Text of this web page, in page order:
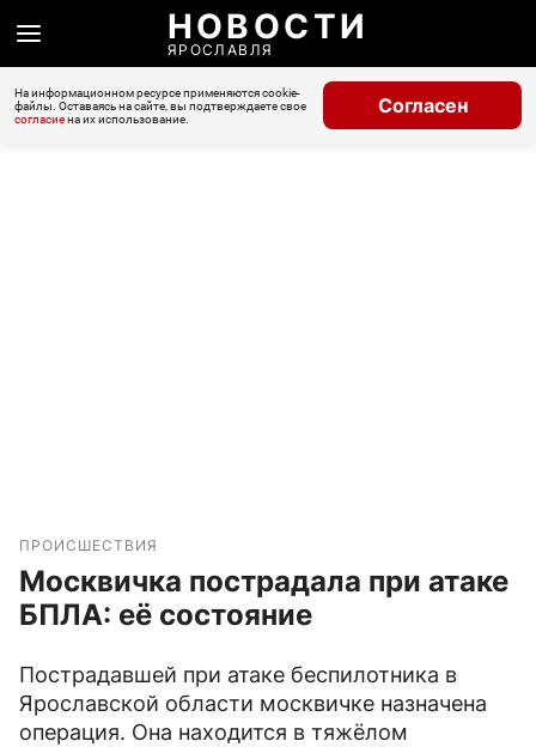
НОВОСТИ
ЯРОСЛАВЛЯ
На информационном ресурсе применяются cookie-
файлы. Оставаясь на сайте, вы подтверждаете свое
согласиена их использование.
Согласен
ПРОИСШЕСТВИЯ
Москвичка пострадала при атаке
БПЛА: её состояние
Пострадавшей при атаке беспилотника в
Ярославской области москвичке назначена
операция. Она находится в тяжёлом